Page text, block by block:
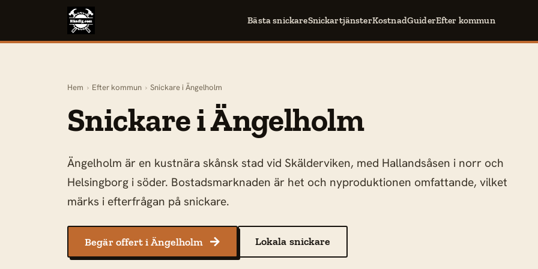
Bästa snickareSnickartjänsterKostnadGuiderEfter kommun
Hem › Efter kommun › Snickare i Ängelholm
Snickare i Ängelholm
Ängelholm är en kustnära skånsk stad vid Skälderviken, med Hallandsåsen i norr och
Helsingborg i söder. Bostadsmarknaden är het och nyproduktionen omfattande, vilket
märks i efterfrågan på snickare.
Begär offert i Ängelholm  Lokala snickare